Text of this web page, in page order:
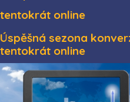
Úspěšná sezona
tentokrát online